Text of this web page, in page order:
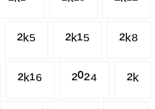
²ᵏ⁵ ²ᵏ¹⁵ ²ᵏ⁸
²ᵏ¹⁶ ²⁰²⁴ ²ᵏ